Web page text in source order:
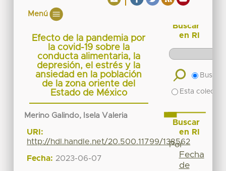
Menú
Efecto de la pandemia por
la covid-19 sobre la
conducta alimentaria, la
depresión, el estrés y la
ansiedad en la población
de la zona oriente del
Estado de México
Merino Galindo, Isela Valeria
URI:
http://hdl.handle.net/20.500.11799/138562
Fecha: 2023-06-07
Buscar
en RI
Buscar
Esta
Buscar
en RI
Por
Fecha
de